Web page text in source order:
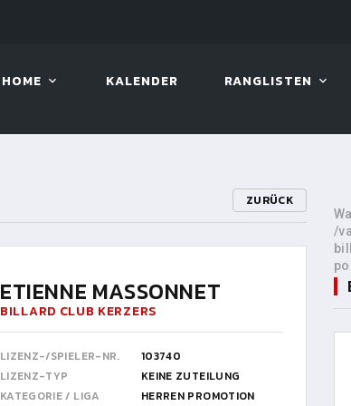
HOME KALENDER RANGLISTEN
ZURÜCK
ETIENNE MASSONNET
BILLARD CLUB KERZERS
LIZENZ-/SPIELER-NR.
103740
LIZENZ-TYP
KEINE ZUTEILUNG
KATEGORIE / LIGA
HERREN PROMOTION
/